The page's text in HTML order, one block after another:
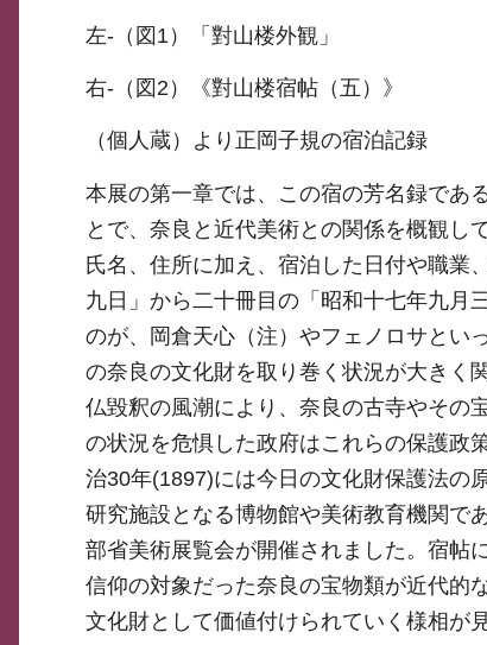
左-（図1）「對山楼外観」
右-（図2）《對山楼宿帖（五）》
（個人蔵）より正岡子規の宿泊記録
本展の第一章では、この宿の芳名録であ
とで、奈良と近代美術との関係を概観し
氏名、住所に加え、宿泊した日付や職業
九日」から二十冊目の「昭和十七年九月
のが、岡倉天心（注）やフェノロサとい
の奈良の文化財を取り巻く状況が大きく
仏毀釈の風潮により、奈良の古寺やその
の状況を危惧した政府はこれらの保護政
治30年(1897)には今日の文化財保護法の
研究施設となる博物館や美術教育機関で
部省美術展覧会が開催されました。宿帖
信仰の対象だった奈良の宝物類が近代的
文化財として価値付けられていく様相が